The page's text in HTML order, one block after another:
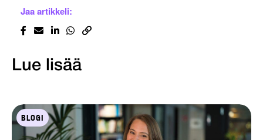
Jaa artikkeli:
Lue lisää
BLOGI